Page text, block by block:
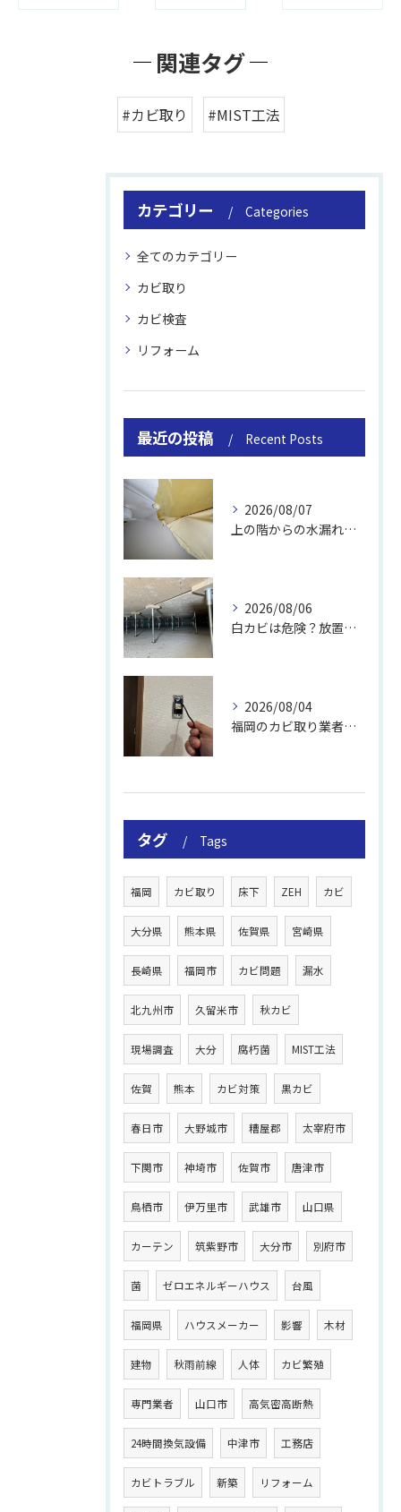
関連タグ
#カビ取り #MIST工法
カテゴリー Categories
全てのカテゴリー
カビ取り
カビ検査
リフォーム
最近の投稿 Recent Posts
2026/08/07
上の階からの水漏れでカビ｜対処法と業者
2026/08/06
白カビは危険？放置のリスクと取り方
2026/08/04
福岡のカビ取り業者おすすめの選び方と費用
タグ Tags
福岡 カビ取り 床下 ZEH カビ
大分県 熊本県 佐賀県 宮崎県
長崎県 福岡市 カビ問題 漏水
北九州市 久留米市 秋カビ
現場調査 大分 腐朽菌 MIST工法
佐賀 熊本 カビ対策 黒カビ
春日市 大野城市 糟屋郡 太宰府市
下関市 神埼市 佐賀市 唐津市
鳥栖市 伊万里市 武雄市 山口県
カーテン 筑紫野市 大分市 別府市
菌 ゼロエネルギーハウス 台風
福岡県 ハウスメーカー 影響 木材
建物 秋雨前線 人体 カビ繁殖
専門業者 山口市 高気密高断熱
24時間換気設備 中津市 工務店
カビトラブル 新築 リフォーム